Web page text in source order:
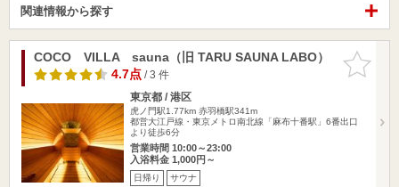
関連情報から探す
お気に入
りに追加
COCO VILLA sauna（旧 TARU SAUNA LABO）
4.7点/ 3 件
東京都 / 港区
虎ノ門駅1.77km 赤羽橋駅341m
都営大江戸線・東京メトロ南北線「麻布十番駅」6番出口
より徒歩6分
営業時間 10:00～23:00
入浴料金 1,000円～
日帰り サウナ